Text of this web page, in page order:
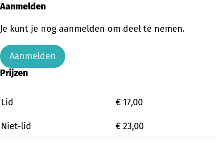
Aanmelden
Je kunt je nog aanmelden om deel te nemen.
Aanmelden
Prijzen
Lid € 17,00
Niet-lid € 23,00